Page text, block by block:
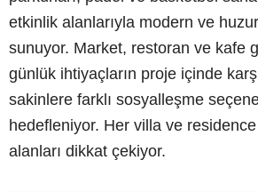
etkinlik alanlarıyla modern ve
sunuyor. Market, restoran ve kafe
günlük ihtiyaçların proje içinde
sakinlere farklı sosyalleşme
hedefleniyor. Her villa ve
alanları dikkat çekiyor.